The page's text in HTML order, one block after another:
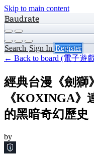
Skip to main content
Baudrate
Search Sign In Register
← Back to board (電子遊
經典台漫《劍獅
《KOXINGA》
的黑暗奇幻歷史
by